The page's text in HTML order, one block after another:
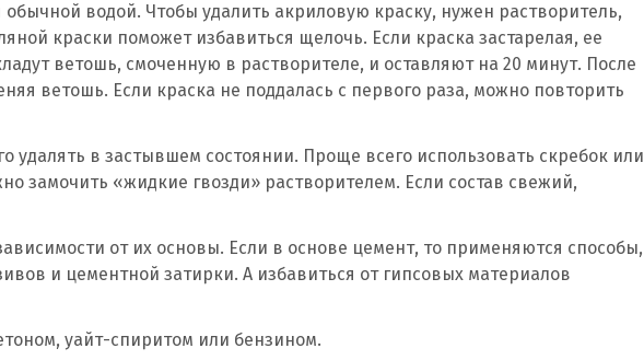
водой. Чтобы удалить акриловую краску, нужен растворитель,
краски поможет избавиться щелочь. Если краска застарелая, ее
ветошь, смоченную в растворителе, и оставляют на 20 минут. После
ветошь. Если краска не поддалась с первого раза, можно повторить
удалять в застывшем состоянии. Проще всего использовать скребок или
замочить «жидкие гвозди» растворителем. Если состав свежий,
от их основы. Если в основе цемент, то применяются способы,
и цементной затирки. А избавиться от гипсовых материалов
уайт-спиритом или бензином.